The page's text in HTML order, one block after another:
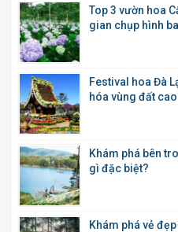
Top 3 vườn hoa
gian chụp hình
Festival hoa Đà
hóa vùng đất
Khám phá bên
gì đặc biệt?
Khám phá vẻ